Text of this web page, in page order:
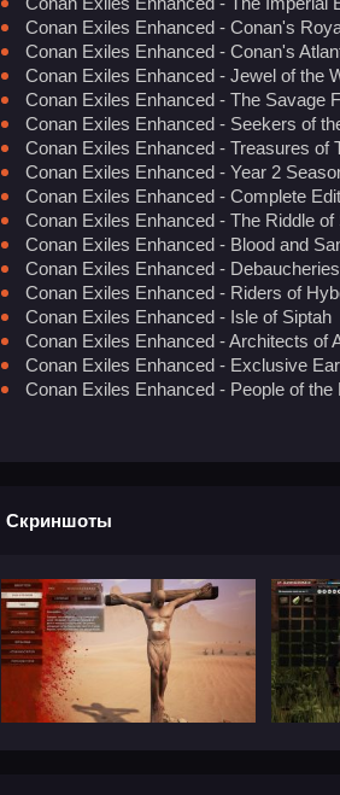
Conan Exiles Enhanced - Conan's
Conan Exiles Enhanced - Conan's
Conan Exiles Enhanced - Jewel of the
Conan Exiles Enhanced - The Savage
Conan Exiles Enhanced - Seekers of
Conan Exiles Enhanced - Treasures of
Conan Exiles Enhanced - Year 2
Conan Exiles Enhanced - Complete
Conan Exiles Enhanced - The Riddle of
Conan Exiles Enhanced - Blood and
Conan Exiles Enhanced -
Conan Exiles Enhanced - Riders of
Conan Exiles Enhanced - Isle of Siptah
Conan Exiles Enhanced - Architects of
Conan Exiles Enhanced - Exclusive
Conan Exiles Enhanced - People of the
Скриншоты